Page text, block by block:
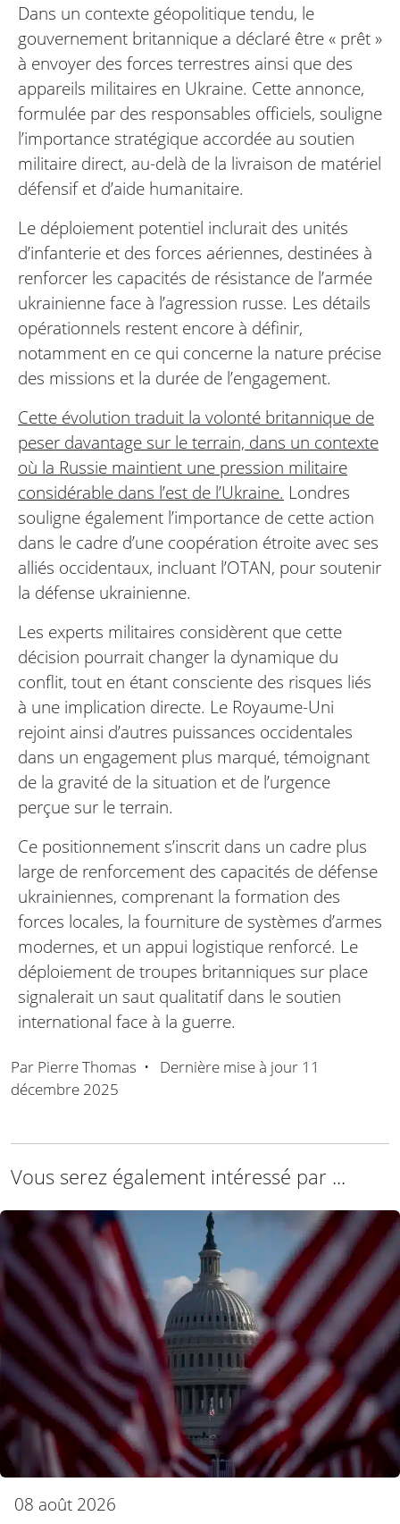
Dans un contexte géopolitique tendu, le
gouvernement britannique a déclaré être « prêt »
à envoyer des forces terrestres ainsi que des
appareils militaires en Ukraine. Cette annonce,
formulée par des responsables officiels, souligne
l’importance stratégique accordée au soutien
militaire direct, au-delà de la livraison de matériel
défensif et d’aide humanitaire.
Le déploiement potentiel inclurait des unités
d’infanterie et des forces aériennes, destinées à
renforcer les capacités de résistance de l’armée
ukrainienne face à l’agression russe. Les détails
opérationnels restent encore à définir,
notamment en ce qui concerne la nature précise
des missions et la durée de l’engagement.
Cette évolution traduit la volonté britannique de
peser davantage sur le terrain, dans un contexte
où la Russie maintient une pression militaire
considérable dans l’est de l’Ukraine. Londres
souligne également l’importance de cette action
dans le cadre d’une coopération étroite avec ses
alliés occidentaux, incluant l’OTAN, pour soutenir
la défense ukrainienne.
Les experts militaires considèrent que cette
décision pourrait changer la dynamique du
conflit, tout en étant consciente des risques liés
à une implication directe. Le Royaume-Uni
rejoint ainsi d’autres puissances occidentales
dans un engagement plus marqué, témoignant
de la gravité de la situation et de l’urgence
perçue sur le terrain.
Ce positionnement s’inscrit dans un cadre plus
large de renforcement des capacités de défense
ukrainiennes, comprenant la formation des
forces locales, la fourniture de systèmes d’armes
modernes, et un appui logistique renforcé. Le
déploiement de troupes britanniques sur place
signalerait un saut qualitatif dans le soutien
international face à la guerre.
Par Pierre Thomas • Dernière mise à jour 11
décembre 2025
Vous serez également intéressé par ...
08 août 2026